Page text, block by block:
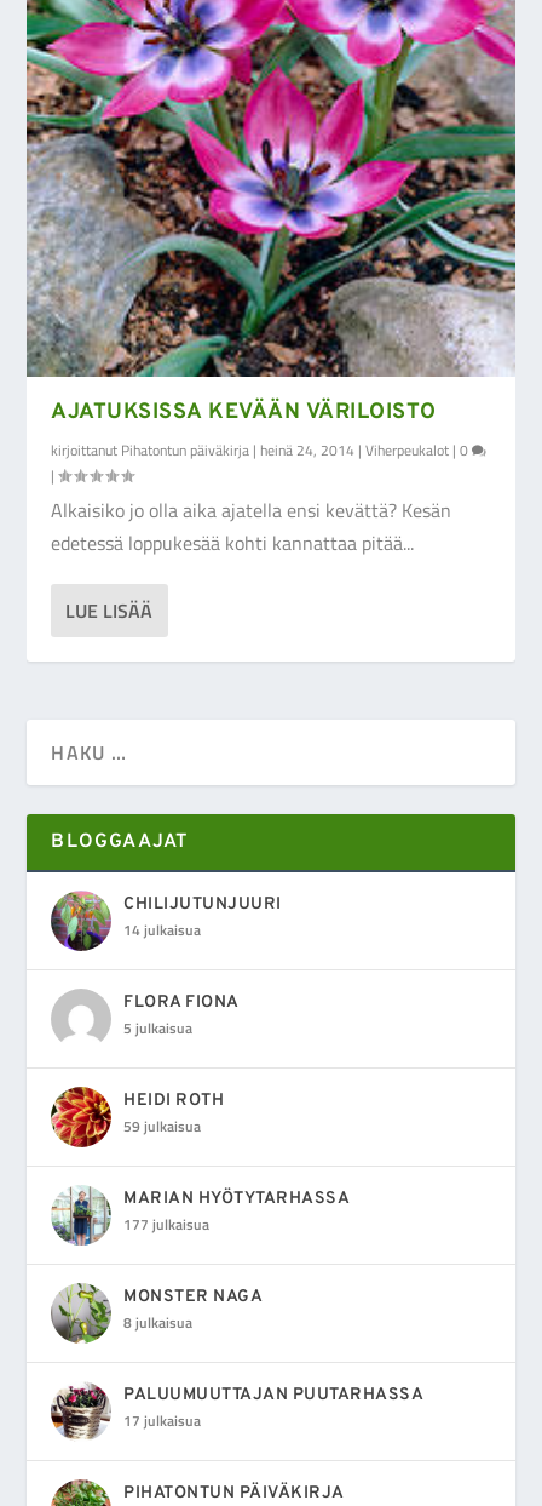
AJATUKSISSA KEVÄÄN VÄRILOISTO
kirjoittanut Pihatontun päiväkirja | heinä 24, 2014 |Viherpeukalot |0
|
Alkaisiko jo olla aika ajatella ensi kevättä? Kesän
edetessä loppukesää kohti kannattaa pitää...
LUE LISÄÄ
BLOGGAAJAT
CHILIJUTUNJUURI
14 julkaisua
FLORA FIONA
5 julkaisua
HEIDI ROTH
59 julkaisua
MARIAN HYÖTYTARHASSA
177 julkaisua
MONSTER NAGA
8 julkaisua
PALUUMUUTTAJAN PUUTARHASSA
17 julkaisua
PIHATONTUN PÄIVÄKIRJA